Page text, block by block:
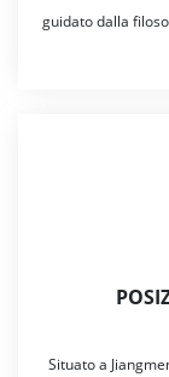
guidato dalla
Situato a